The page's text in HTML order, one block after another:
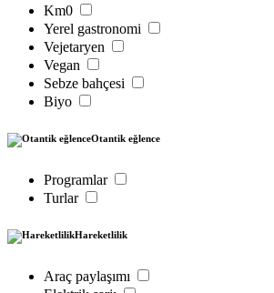
Km0
Yerel gastronomi
Vejetaryen
Vegan
Sebze bahçesi
Biyo
Otantik eğlence
Programlar
Turlar
Hareketlilik
Araç paylaşımı